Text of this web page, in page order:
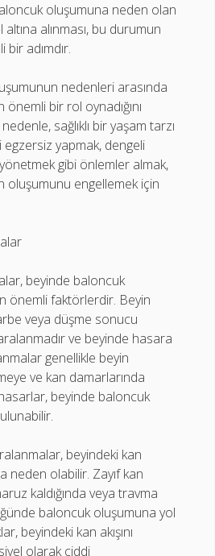
oluşumuna neden olan
alınması, bu durumun
adımdır.
nedenleri arasında
önemli bir rol oynadığını
sağlıklı bir yaşam tarzı
yapmak, dengeli
gibi önlemler almak,
oluşumunu engellemek için
beyinde baloncuk
önemli faktörlerdir. Beyin
veya düşme sonucu
ve beyinde hasara
genellikle beyin
ve kan damarlarında
beyinde baloncuk
beyindeki kan
neden olabilir. Zayıf kan
kaldığında veya travma
baloncuk oluşumuna yol
beyindeki kan akışını
olarak ciddi